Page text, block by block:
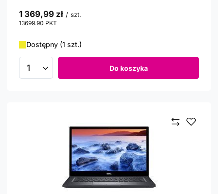
1 369,99 zł / szt.
13699.90 PKT
Dostępny (1 szt.)
Ilość produktów Do koszyka